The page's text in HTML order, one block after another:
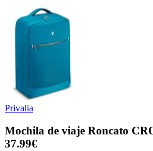
Privalia
Mochila de viaje Roncato
37.99€